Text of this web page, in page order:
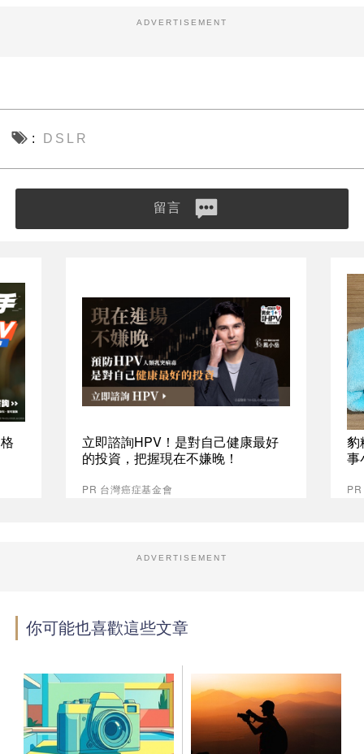
ADVERTISEMENT
DSLR
留言
立即諮詢HPV！是對自己健康最好
的投資，把握現在不嫌晚！
PR 台灣癌症基金會
豹
事
ADVERTISEMENT
你可能也喜歡這些文章